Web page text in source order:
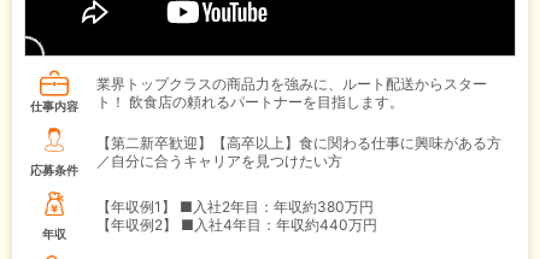
仕事内容
業界トップクラスの商品力を強みに、ルート配送からスター
ト！ 飲食店の頼れるパートナーを目指します。
応募条件
【第二新卒歓迎】【高卒以上】食に関わる仕事に興味がある方
／自分に合うキャリアを見つけたい方
年収
【年収例1】
■入社2年目：年収約380万円
【年収例2】
■入社4年目：年収約440万円